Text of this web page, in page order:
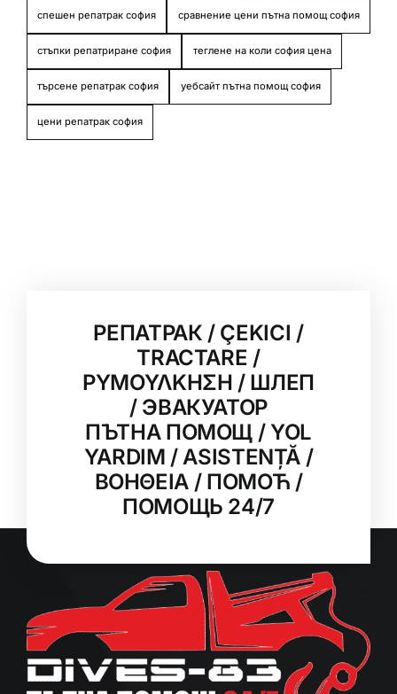
спешен репатрак софия сравнение цени пътна помощ софия
стъпки репатриране софия теглене на коли софия цена
търсене репатрак софия уебсайт пътна помощ софия
цени репатрак софия
РЕПАТРАК / ÇEKICI /
TRACTARE /
ΡΥΜΟΥΛΚΗΣΗ / ШЛЕП
/ ЭВАКУАТОР
ПЪТНА ПОМОЩ / YOL
YARDIM / ASISTENȚĂ /
ΒΟΗΘΕΙΑ / ПОМОЋ /
ПОМОЩЬ 24/7